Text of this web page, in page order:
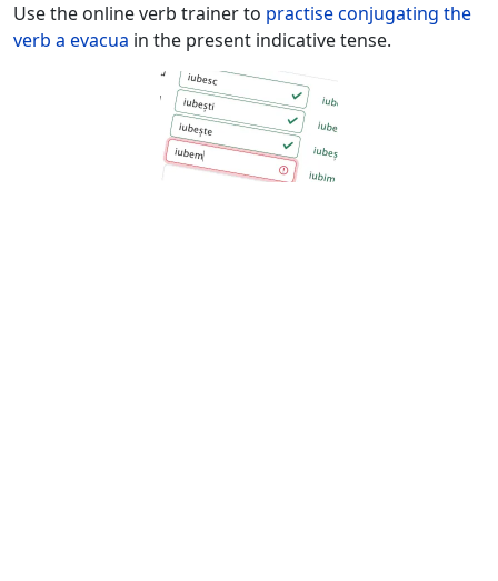
Use the online verb trainer to practise conjugating the
verb a evacua in the present indicative tense.